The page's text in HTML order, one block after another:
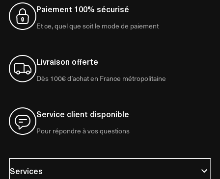
Paiement 100% sécurisé
Et ce, quel que soit le mode de paiement
Livraison offerte
Dès 100€ d’achat en France métropolitaine
Service client disponible
Pour répondre à vos questions
Services